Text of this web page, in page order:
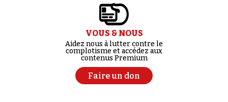
VOUS & NOUS
Aidez nous à lutter contre le
complotisme et accédez aux
contenus Premium
Faire un don